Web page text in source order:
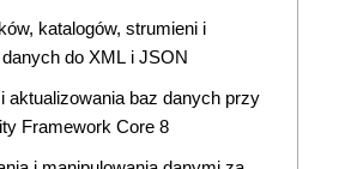
katalogów, strumieni i
do XML i JSON
aktualizowania baz danych przy
Framework Core 8